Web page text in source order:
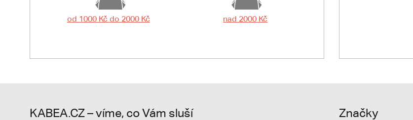
od 1000 Kč do 2000 Kč nad 2000 Kč
KABEA.CZ – víme, co Vám sluší Značky